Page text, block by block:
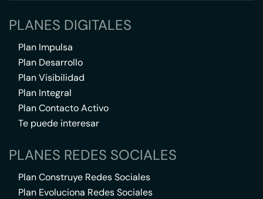
PLANES DIGITALES
Plan Impulsa
Plan Desarrollo
Plan Visibilidad
Plan Integral
Plan Contacto Activo
Te puede interesar
PLANES REDES SOCIALES
Plan Construye Redes Sociales
Plan Evoluciona Redes Sociales